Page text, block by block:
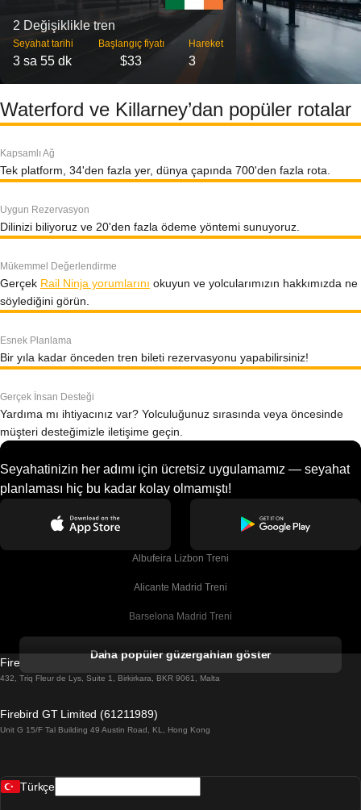
2 Değişiklikle tren
Seyahat tarihi
3 sa 55 dk
Başlangıç ​​fiyatı
$33
Hareket
3
Waterford ve Killarney’dan popüler rotalar
Kapsamlı Ağ
Tek platform, 34'den fazla yer, dünya çapında 700'den fazla rota.
Uygun Rezervasyon
Dilinizi biliyoruz ve 20'den fazla ödeme yöntemi sunuyoruz.
Mükemmel Değerlendirme
Gerçek Rail Ninja yorumlarını okuyun ve yolcularımızın hakkımızda ne
söylediğini görün.
Esnek Planlama
Bir yıla kadar önceden tren bileti rezervasyonu yapabilirsiniz!
Gerçek İnsan Desteği
Yardıma mı ihtiyacınız var? Yolculuğunuz sırasında veya öncesinde
müşteri desteğimizle iletişime geçin.
Seyahatinizin her adımı için ücretsiz uygulamamız — seyahat
planlaması hiç bu kadar kolay olmamıştı!
Albufeira Lizbon Treni
Alicante Madrid Treni
Barselona Madrid Treni
Barselona Sevilla Treni
Belfast Dublin Treni
Daha popüler güzergahları göster
Firebird GT Limited (OC 1451)
432, Triq Fleur de Lys, Suite 1, Birkirkara, BKR 9061, Malta
Firebird GT Limited (61211989)
Unit G 15/F Tal Building 49 Austin Road, KL, Hong Kong
Türkçe